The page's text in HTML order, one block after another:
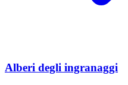
Alberi degli ingranaggi